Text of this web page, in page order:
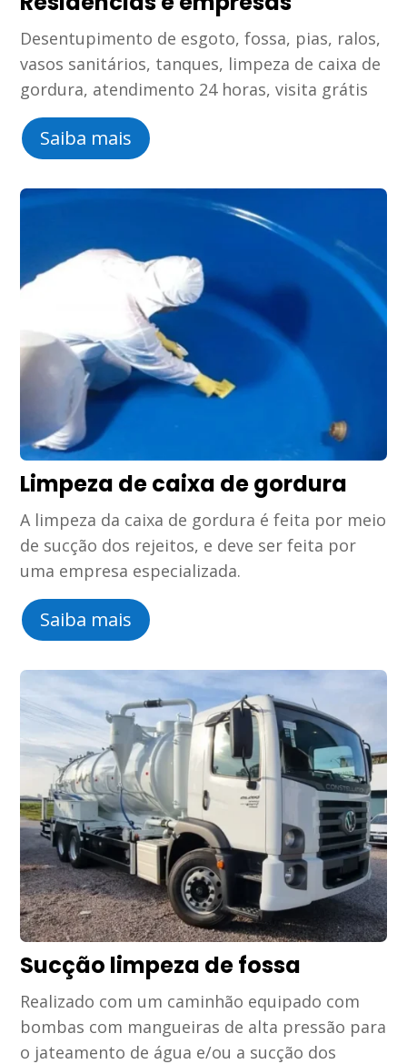
Desentupimento de esgoto, fossa, pias, ralos,
vasos sanitários, tanques, limpeza de caixa de
gordura, atendimento 24 horas, visita grátis
Saiba mais
Limpeza de caixa de gordura
A limpeza da caixa de gordura é feita por meio
de sucção dos rejeitos, e deve ser feita por
uma empresa especializada.
Saiba mais
Sucção limpeza de fossa
Realizado com um caminhão equipado com
bombas com mangueiras de alta pressão para
o jateamento de água e/ou a sucção dos